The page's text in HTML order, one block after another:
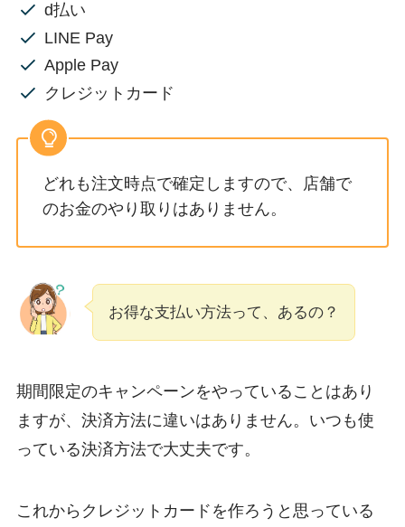
d払い
LINE Pay
Apple Pay
クレジットカード
どれも注文時点で確定しますので、店舗で
のお金のやり取りはありません。
お得な支払い方法って、あるの？
期間限定のキャンペーンをやっていることはあり
ますが、決済方法に違いはありません。いつも使
っている決済方法で大丈夫です。
これからクレジットカードを作ろうと思っている